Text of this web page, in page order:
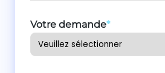
Votre demande*